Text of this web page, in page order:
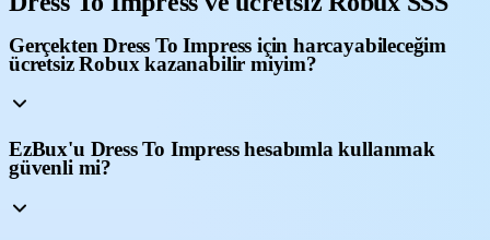
Gerçekten Dress To Impress için harcayabileceğim
ücretsiz Robux kazanabilir miyim?
EzBux'u Dress To Impress hesabımla kullanmak
güvenli mi?